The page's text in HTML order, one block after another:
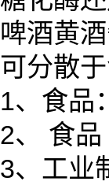
啤酒黄
可分散
1、食品
2、 食
3、工业